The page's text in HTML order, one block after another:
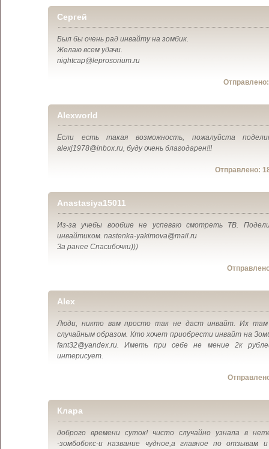
Сергей
Был бы очень рад инвайту на зомбик.
Желаю всем удачи.
nightcap@leprosorium.ru
Alexworld
Если есть такая возможность, пожалуйста
alexj1978@inbox.ru, буду очень благодарен!!!
Отправлено:
Anastasiya15011
Из-за учебы вообше не успеваю смотреть ТВ.
инвайтиком. nastenka-yakimova@mail.ru
За ранее Спасибочки)))
Alex
Люди, никто вам просто так не даст инвайт. Их
случайным образом. Кто хочет приобрести инвайт на
fant32@yandex.ru. Иметь при себе не мение 2к
интерисует.
Клара
доброго времени суток! чисто случайно узнала в
-зомбобокс-и название чудное,а главное по отзывам и